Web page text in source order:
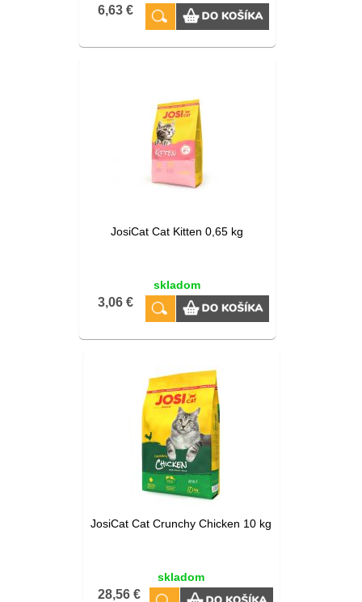
6,63 €
JosiCat Cat Kitten 0,65 kg
skladom
3,06 €
JosiCat Cat Crunchy Chicken 10 kg
skladom
28,56 €